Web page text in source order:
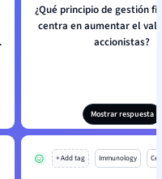
¿Qué principio de gestión
centra en aumentar el
accionistas?
Mostrar respuesta
+ Add tag Immunology